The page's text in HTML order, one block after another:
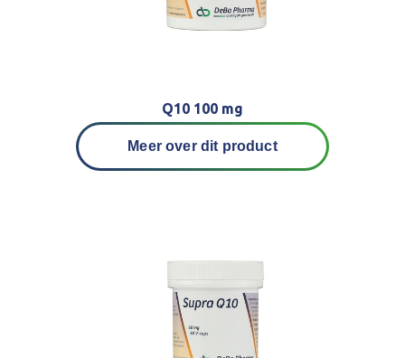
Q10 100 mg
Meer over dit product